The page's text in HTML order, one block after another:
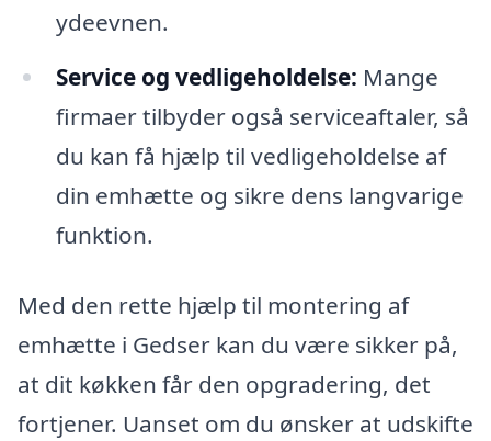
ydeevnen.
Service og vedligeholdelse: Mange
firmaer tilbyder også serviceaftaler, så
du kan få hjælp til vedligeholdelse af
din emhætte og sikre dens langvarige
funktion.
Med den rette hjælp til montering af
emhætte i Gedser kan du være sikker på,
at dit køkken får den opgradering, det
fortjener. Uanset om du ønsker at udskifte